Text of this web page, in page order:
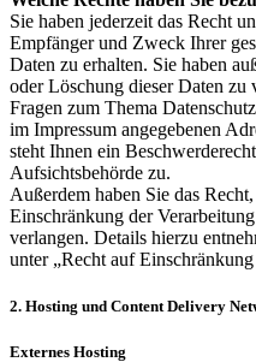
Sie haben jederzeit das Recht
Empfänger und Zweck Ihrer
Daten zu erhalten. Sie haben
oder Löschung dieser Daten
Fragen zum Thema
im Impressum angegebenen
steht Ihnen ein
Aufsichtsbehörde zu.
Außerdem haben Sie das
Einschränkung der
verlangen. Details hierzu
unter „Recht auf
2. Hosting und Content Delivery
Externes Hosting